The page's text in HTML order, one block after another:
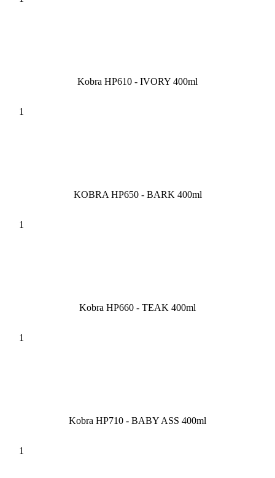
Kobra HP610 - IVORY 400ml
KOBRA HP650 - BARK 400ml
Kobra HP660 - TEAK 400ml
Kobra HP710 - BABY ASS 400ml